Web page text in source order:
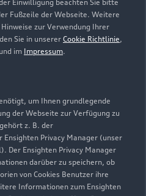
Einwilligung beachten Sie bitte
Fußzeile der Webseite. Weitere
zur Verwendung Ihrer
Sie in unserer Cookie Richtlinie,
und im Impressum.
um Ihnen grundlegende
der Webseite zur Verfügung zu
z. B. der
Privacy Manager (unser
Der Ensighten Privacy Manager
darüber zu speichern, ob
von Cookies Benutzer ihre
Informationen zum Ensighten
- 18:00
- 12:00
Zurück nach oben